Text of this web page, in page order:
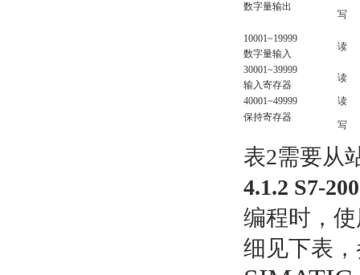
数字量输出
写
10001~19999
读
数字量输入
30001~39999
读
输入寄存器
40001~49999
读
保持寄存器
写
表2需要从
4.1.2 S7-
编程时，
细见下表